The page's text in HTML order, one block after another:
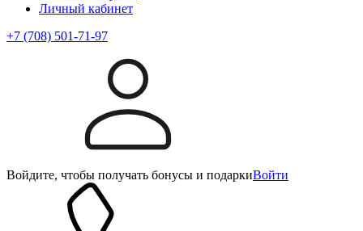
Личный кабинет
+7 (708) 501-71-97
Войдите, чтобы получать бонусы и подаркиВойти